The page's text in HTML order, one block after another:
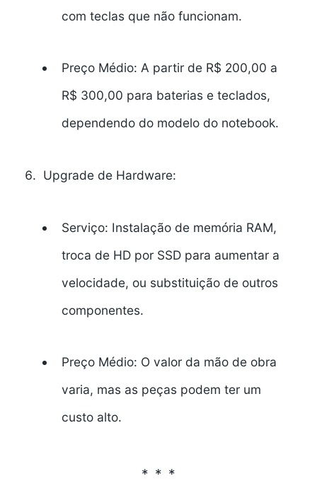
com teclas que não funcionam.
Preço Médio: A partir de R$ 200,00 a
R$ 300,00 para baterias e teclados,
dependendo do modelo do notebook.
Upgrade de Hardware:
Serviço: Instalação de memória RAM,
troca de HD por SSD para aumentar a
velocidade, ou substituição de outros
componentes.
Preço Médio: O valor da mão de obra
varia, mas as peças podem ter um
custo alto.